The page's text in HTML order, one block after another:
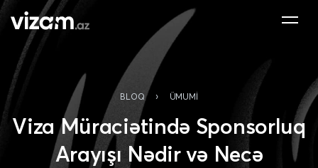
BLOQ › ÜMUMI
Viza Müraciətində Sponsorluq
Arayışı Nədir və Necə